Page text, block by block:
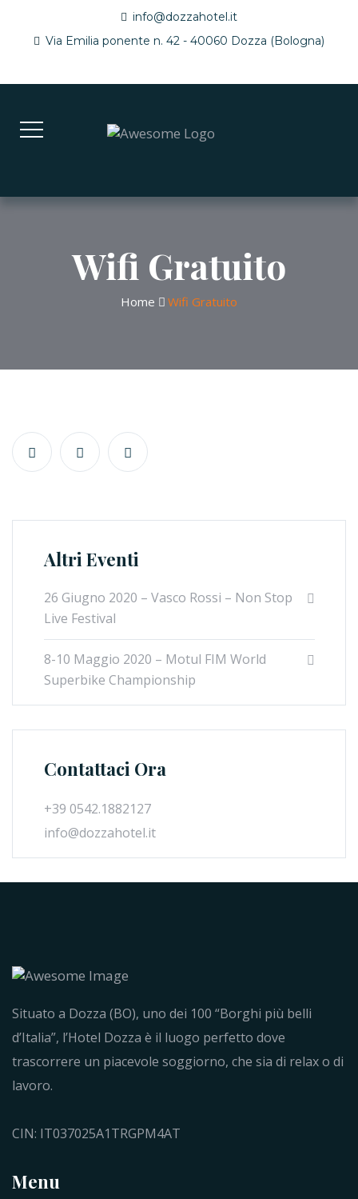
info@dozzahotel.it
Via Emilia ponente n. 42 - 40060 Dozza (Bologna)
Wifi Gratuito
Home Wifi Gratuito
Altri Eventi
26 Giugno 2020 – Vasco Rossi – Non Stop
Live Festival
8-10 Maggio 2020 – Motul FIM World
Superbike Championship
Contattaci Ora
+39 0542.1882127
info@dozzahotel.it
Situato a Dozza (BO), uno dei 100 “Borghi più belli
d’Italia”, l’Hotel Dozza è il luogo perfetto dove
trascorrere un piacevole soggiorno, che sia di relax o di
lavoro.
CIN: IT037025A1TRGPM4AT
Menu